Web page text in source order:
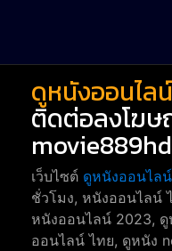
ดูหนังออนไลน์
ติดต่อลงโฆ
เว็บไซต์ ดูหนังออนไลน์
ชั่วโมง, หนังออนไลน์
หนังออนไลน์ 2023,
ออนไลน์ ไทย, ดูหนัง